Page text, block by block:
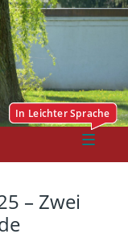
– Zwei